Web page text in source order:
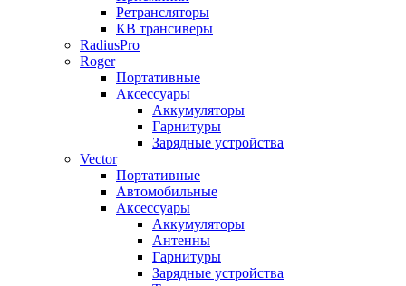
Ретрансляторы
КВ трансиверы
RadiusPro
Roger
Портативные
Аксессуары
Аккумуляторы
Гарнитуры
Зарядные устройства
Vector
Портативные
Автомобильные
Аксессуары
Аккумуляторы
Антенны
Гарнитуры
Зарядные устройства